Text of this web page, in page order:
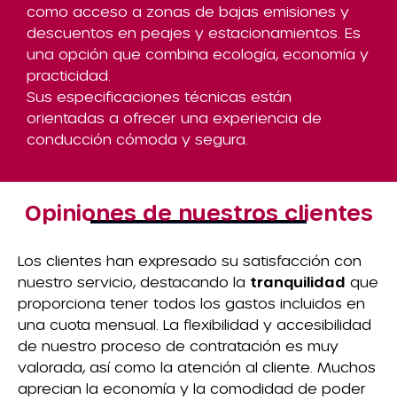
como acceso a zonas de bajas emisiones y
descuentos en peajes y estacionamientos. Es
una opción que combina ecología, economía y
practicidad.
Sus especificaciones técnicas están
orientadas a ofrecer una experiencia de
conducción cómoda y segura.
Opiniones de nuestros clientes
Los clientes han expresado su satisfacción con
nuestro servicio, destacando la tranquilidad que
proporciona tener todos los gastos incluidos en
una cuota mensual. La flexibilidad y accesibilidad
de nuestro proceso de contratación es muy
valorada, así como la atención al cliente. Muchos
aprecian la economía y la comodidad de poder